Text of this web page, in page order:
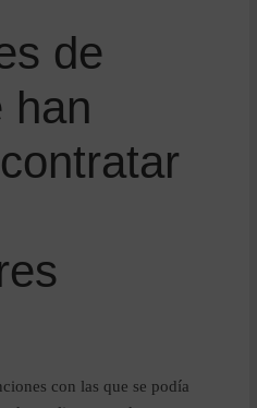
de
han
con las que se podía